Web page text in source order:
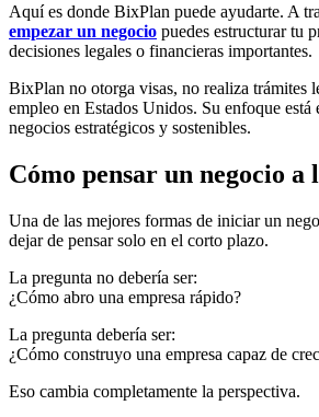
Aquí es donde BixPlan puede ayudarte. A
empezar un negocio puedes estructurar tu
decisiones legales o financieras importantes.
BixPlan no otorga visas, no realiza trámites
empleo en Estados Unidos. Su enfoque está
negocios estratégicos y sostenibles.
Cómo pensar un negocio a
Una de las mejores formas de iniciar un
dejar de pensar solo en el corto plazo.
La pregunta no debería ser:
¿Cómo abro una empresa rápido?
La pregunta debería ser:
¿Cómo construyo una empresa capaz de
Eso cambia completamente la perspectiva.